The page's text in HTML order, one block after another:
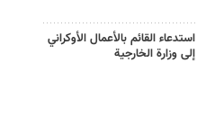
استدعاء القائم بالأعمال الأوكراني
إلى وزارة الخارجية